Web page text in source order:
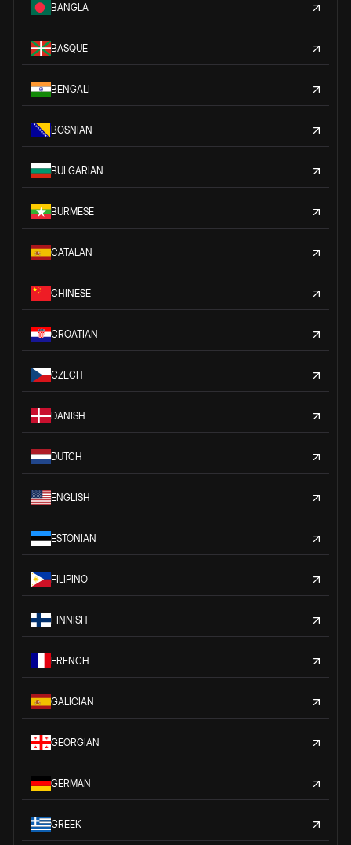
BANGLA
BASQUE
BENGALI
BOSNIAN
BULGARIAN
BURMESE
CATALAN
CHINESE
CROATIAN
CZECH
DANISH
DUTCH
ENGLISH
ESTONIAN
FILIPINO
FINNISH
FRENCH
GALICIAN
GEORGIAN
GERMAN
GREEK